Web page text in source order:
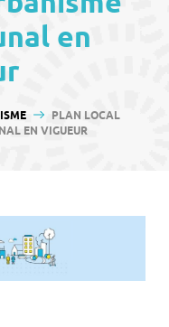
en
PLAN LOCAL
EN VIGUEUR